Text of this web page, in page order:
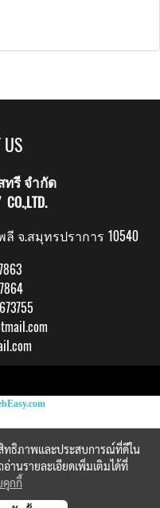
US
รี จำกัด
CO.,LTD.
จ.สมุทรปราการ 10540
ทธิภาพและประสบการณ์ที่ดีใน
านรายละเอียดเพิ่มเติมได้ที่
คุกกี้